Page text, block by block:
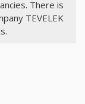
There is
TEVELEK